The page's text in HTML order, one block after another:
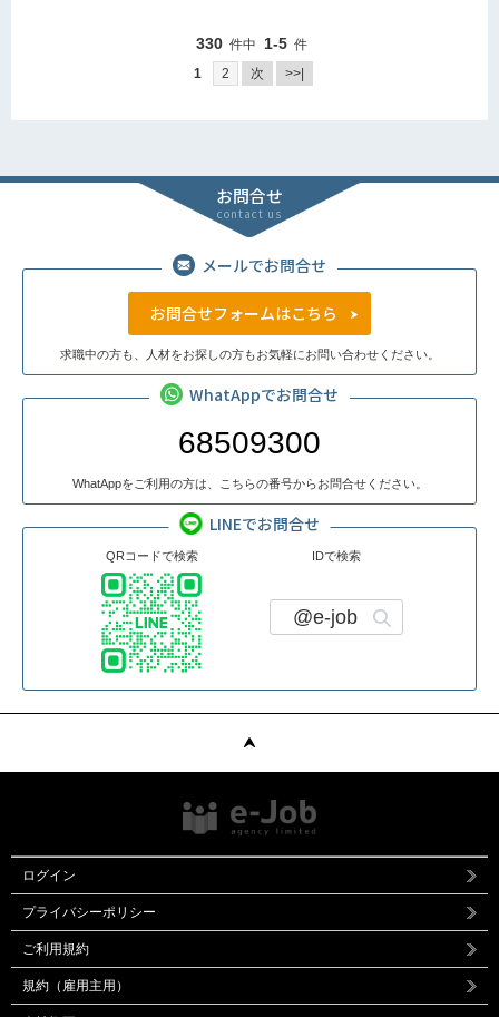
330 件中 1-5 件
1
2 次 >>|
お問合せ
contact us
メールでお問合せ
お問合せフォームはこちら
求職中の方も、人材をお探しの方もお気軽にお問い合わせください。
WhatAppでお問合せ
68509300
WhatAppをご利用の方は、こちらの番号からお問合せください。
LINEでお問合せ
QRコードで検索 IDで検索
@e-job
ログイン
プライバシーポリシー
ご利用規約
規約（雇用主用）